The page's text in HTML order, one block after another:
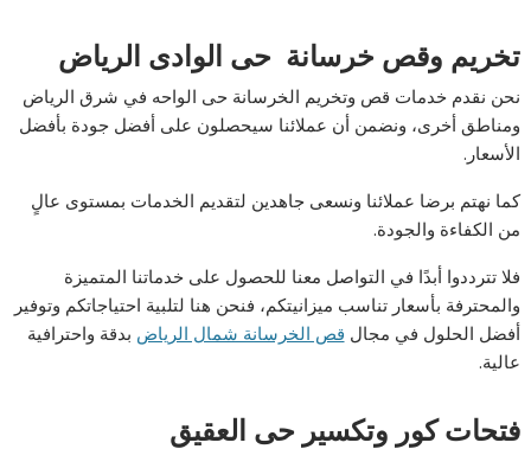
تخريم وقص خرسانة حى الوادى الرياض
نحن نقدم خدمات قص وتخريم الخرسانة حى الواحه في شرق الرياض
ومناطق أخرى، ونضمن أن عملائنا سيحصلون على أفضل جودة بأفضل
الأسعار.
كما نهتم برضا عملائنا ونسعى جاهدين لتقديم الخدمات بمستوى عالٍ
من الكفاءة والجودة.
فلا تترددوا أبدًا في التواصل معنا للحصول على خدماتنا المتميزة
والمحترفة بأسعار تناسب ميزانيتكم، فنحن هنا لتلبية احتياجاتكم وتوفير
أفضل الحلول في مجال قص الخرسانة شمال الرياض بدقة واحترافية
عالية.
فتحات كور وتكسير حى العقيق